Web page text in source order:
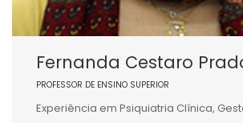
Fernanda Cestaro
PROFESSOR DE ENSINO SUPERIOR
Experiência em Psiquiatria Clínica,